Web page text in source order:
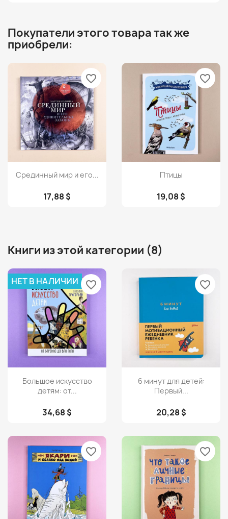
Покупатели этого товара так же
приобрели:
Просмотр
Срединный мир и его...
17,88 $
favorite_border
Просмотр
Птицы
19,08 $
favorite_border
Книги из этой категории (8)
Просмотр
Большое искусство
детям: от...
34,68 $
НЕТ В НАЛИЧИИ favorite_border
Просмотр
6 минут для детей:
Первый...
20,28 $
favorite_border
favorite_border favorite_border